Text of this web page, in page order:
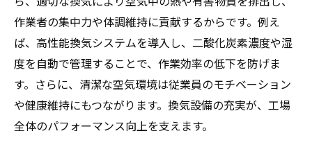
生産効率を上げる空調・換気システムの選
定法
法令遵守と補助金を活用した最適な設備導
入
換気設備工事の基本と最適な選び方
換気設備工事の基礎知識と工場での必要性
作業者の集中力や体調維持に貢献するからです。例え
ば、高性能換気システムを導入し、二酸化炭素濃度や湿
度を自動で管理することで、作業効率の低下を防げま
す。さらに、清潔な空気環境は従業員のモチベーション
や健康維持にもつながります。換気設備の充実が、工場
全体のパフォーマンス向上を支えます。